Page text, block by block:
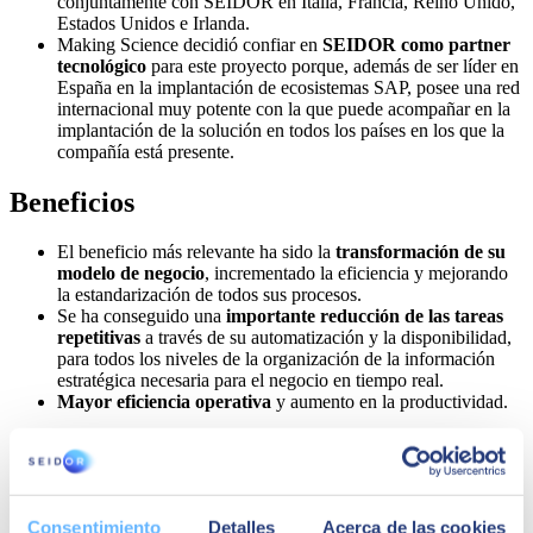
Consentimiento Detalles Acerca de las cookies
Estados Unidos e Irlanda.
Making Science decidió confiar en SEIDOR como partner
tecnológico para este proyecto porque, además de ser líder en
España en la implantación de ecosistemas SAP, posee una red
internacional muy potente con la que puede acompañar en la
implantación de la solución en todos los países en los que la
compañía está presente.
Beneficios
El beneficio más relevante ha sido la transformación de su
modelo de negocio, incrementado la eficiencia y mejorando
la estandarización de todos sus procesos.
Se ha conseguido una importante reducción de las tareas
repetitivas a través de su automatización y la disponibilidad,
para todos los niveles de la organización de la información
estratégica necesaria para el negocio en tiempo real.
Mayor eficiencia operativa y aumento en la productividad.